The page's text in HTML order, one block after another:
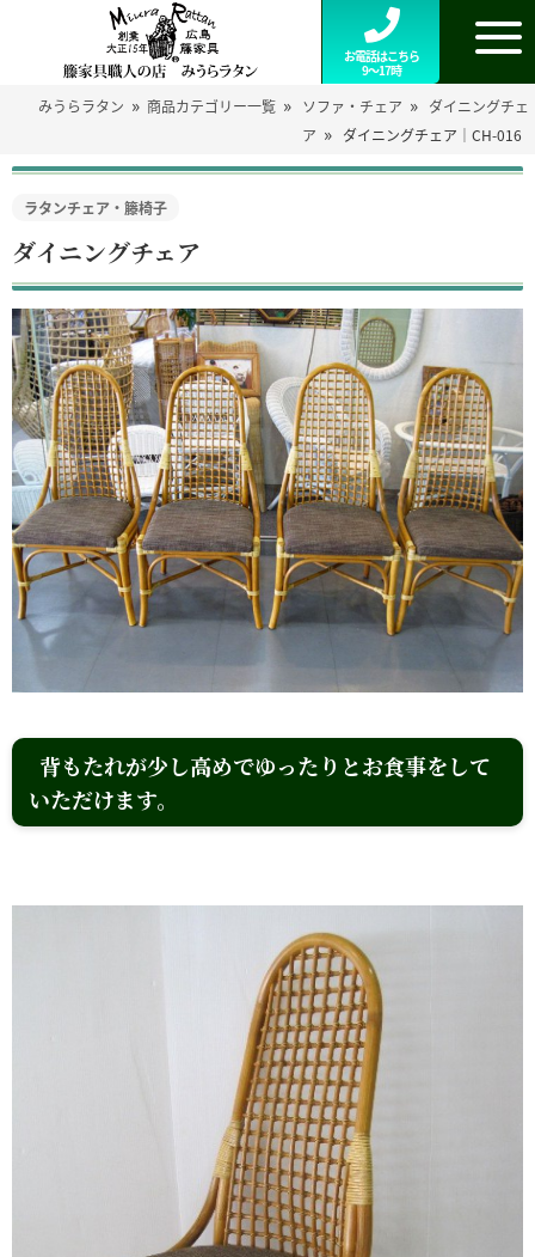
お電話はこちら
9～17時
みうらラタン » 商品カテゴリー一覧 » ソファ・チェア » ダイニングチェ
ア » ダイニングチェア｜CH-016
ラタンチェア・籐椅子
ダイニングチェア
背もたれが少し高めでゆったりとお食事をして
いただけます。